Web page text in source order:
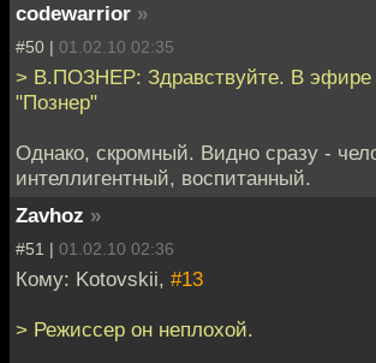
codewarrior »
#50 | 01.02.10 02:35
> В.ПОЗНЕР: Здравствуйте. В эфире
"Познер"
Однако, скромный. Видно сразу -
интеллигентный, воспитанный.
Zavhoz »
#51 | 01.02.10 02:36
Кому: Kotovskii, #13
> Режиссер он неплохой.